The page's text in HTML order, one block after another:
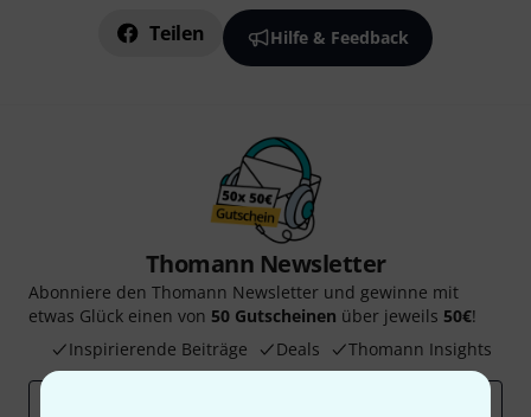
Teilen Hilfe & Feedback
Thomann Newsletter
Abonniere den Thomann Newsletter und gewinne mit
etwas Glück einen von 50 Gutscheinen über jeweils 50€!
Inspirierende Beiträge
Deals Thomann Insights